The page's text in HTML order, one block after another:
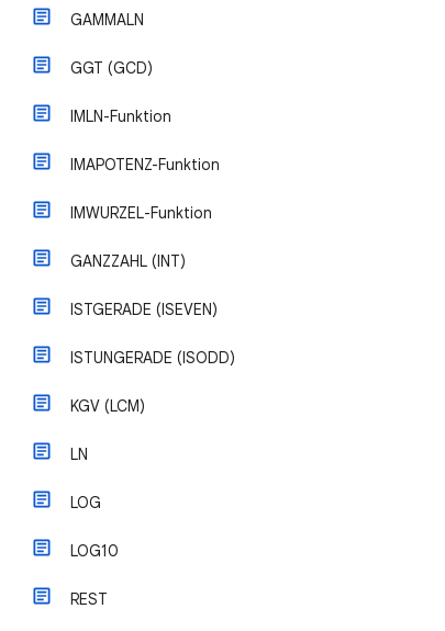
GAMMALN
GGT (GCD)
IMLN-Funktion
IMAPOTENZ-Funktion
IMWURZEL-Funktion
GANZZAHL (INT)
ISTGERADE (ISEVEN)
ISTUNGERADE (ISODD)
KGV (LCM)
LN
LOG
LOG10
REST